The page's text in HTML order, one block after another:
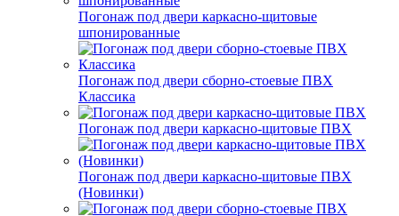
Погонаж под двери каркасно-щитовые
шпонированные
Погонаж под двери сборно-стоевые ПВХ
Классика
Погонаж под двери каркасно-щитовые ПВХ
Погонаж под двери каркасно-щитовые ПВХ
(Новинки)